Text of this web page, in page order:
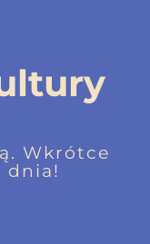
Wkrótce
dnia!